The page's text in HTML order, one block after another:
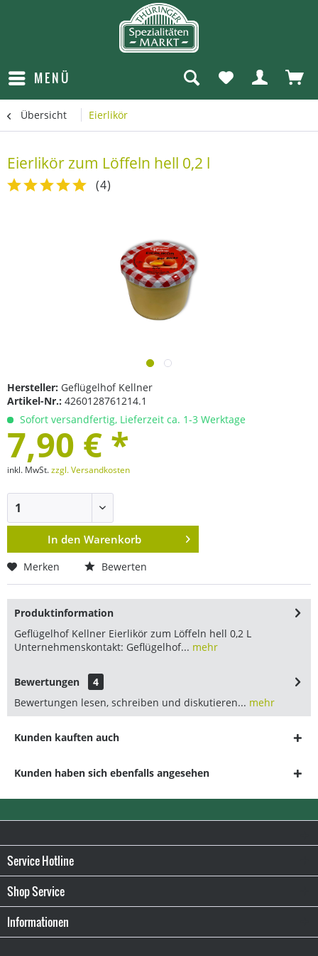
MENÜ
Übersicht Eierlikör
Eierlikör zum Löffeln hell 0,2 l
(4)
Hersteller: Geflügelhof Kellner
Artikel-Nr.: 4260128761214.1
Sofort versandfertig, Lieferzeit ca. 1-3 Werktage
7,90 € *
inkl. MwSt.zzgl. Versandkosten
In den Warenkorb
Merken Bewerten
Produktinformation
Geflügelhof Kellner Eierlikör zum Löffeln hell 0,2 L
Unternehmenskontakt: Geflügelhof... mehr
Bewertungen
4
Bewertungen lesen, schreiben und diskutieren... mehr
Kunden kauften auch
Kunden haben sich ebenfalls angesehen
Service Hotline
Shop Service
Informationen